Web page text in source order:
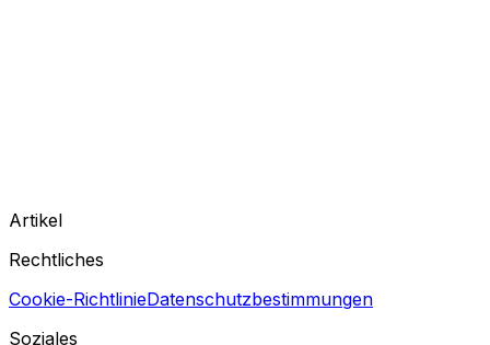
Artikel
Rechtliches
Cookie-RichtlinieDatenschutzbestimmungen
Soziales